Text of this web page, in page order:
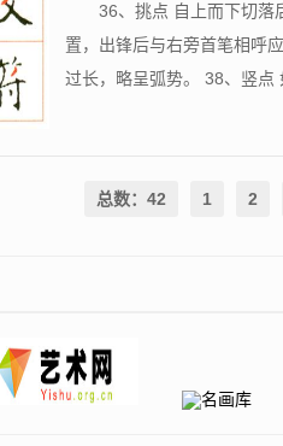
36、挑点 自上而下切落
置，出锋后与右旁首笔相呼
过长，略呈弧势。 38、竖点
总数：42 1 2